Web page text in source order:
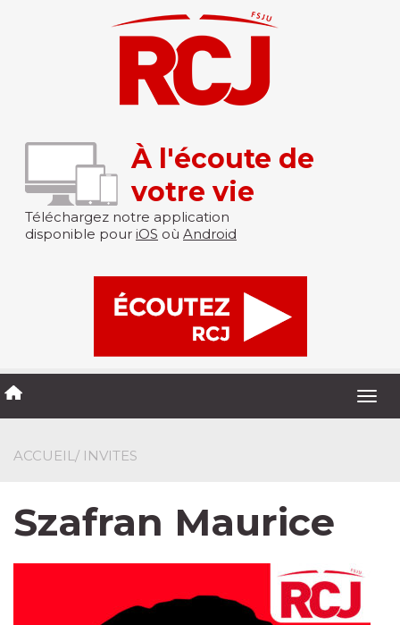
À l'écoute de
votre vie
Téléchargez notre application
disponible pour iOS où Android
ACCUEIL/ INVITES
Szafran Maurice